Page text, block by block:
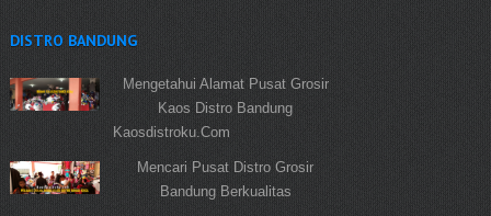
DISTRO BANDUNG
Mengetahui Alamat Pusat Grosir
Kaos Distro Bandung
Kaosdistroku.Com
Mencari Pusat Distro Grosir
Bandung Berkualitas